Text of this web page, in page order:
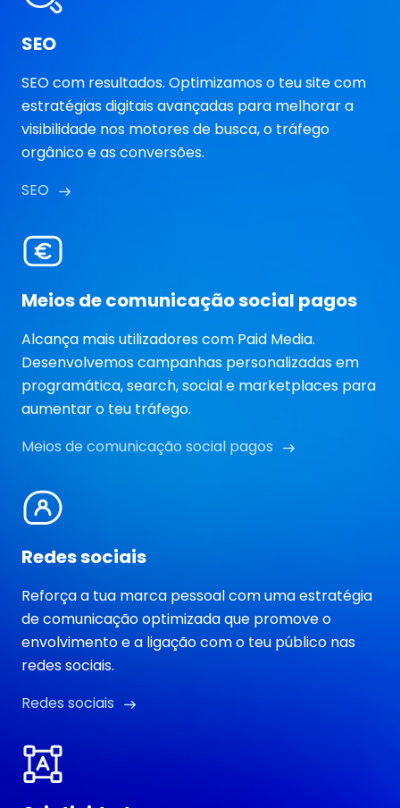
SEO
SEO com resultados. Optimizamos o teu site com
estratégias digitais avançadas para melhorar a
visibilidade nos motores de busca, o tráfego
orgânico e as conversões.
SEO
Meios de comunicação social pagos
Alcança mais utilizadores com Paid Media.
Desenvolvemos campanhas personalizadas em
programática, search, social e marketplaces para
aumentar o teu tráfego.
Meios de comunicação social pagos
Redes sociais
Reforça a tua marca pessoal com uma estratégia
de comunicação optimizada que promove o
envolvimento e a ligação com o teu público nas
redes sociais.
Redes sociais